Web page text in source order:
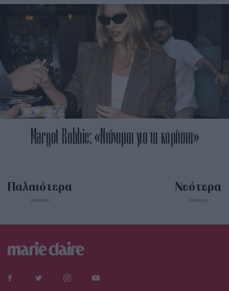
Margot Robbie: «Ντύνομαι για τα κορίτσια»
Παλαιότερα Νεότερα